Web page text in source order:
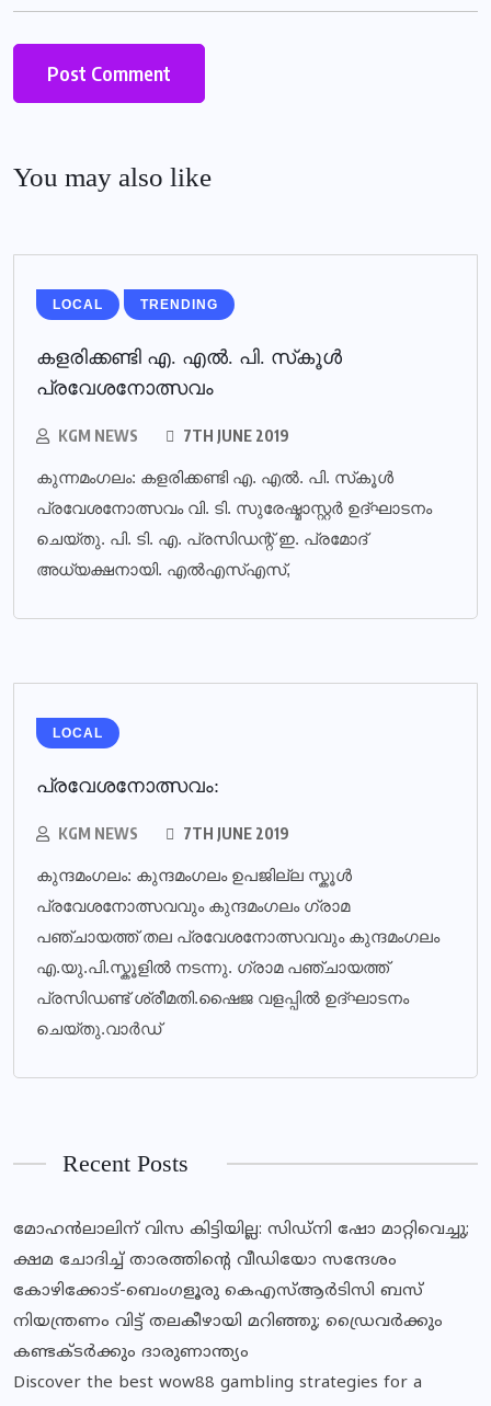
You may also like
LOCAL TRENDING
കളരിക്കണ്ടി എ. എല്‍. പി. സ്‌കൂള്‍
പ്രവേശനോത്സവം
KGM NEWS 7TH JUNE 2019
കുന്നമംഗലം: കളരിക്കണ്ടി എ. എല്‍. പി. സ്‌കൂള്‍
പ്രവേശനോത്സവം വി. ടി. സുരേഷ്മാസ്റ്റര്‍ ഉദ്ഘാടനം
ചെയ്തു. പി. ടി. എ. പ്രസിഡന്റ് ഇ. പ്രമോദ്
അധ്യക്ഷനായി. എല്‍എസ്എസ്,
LOCAL
പ്രവേശനോത്സവം:
KGM NEWS 7TH JUNE 2019
കുന്ദമംഗലം: കുന്ദമംഗലം ഉപജില്ല സ്കൂൾ
പ്രവേശനോത്സവവും കുന്ദമംഗലം ഗ്രാമ
പഞ്ചായത്ത് തല പ്രവേശനോത്സവവും കുന്ദമംഗലം
എ.യു.പി.സ്കൂളിൽ നടന്നു. ഗ്രാമ പഞ്ചായത്ത്
പ്രസിഡണ്ട് ശ്രീമതി.ഷൈജ വളപ്പിൽ ഉദ്ഘാടനം
ചെയ്തു.വാർഡ്
Recent Posts
മോഹന്‍ലാലിന് വിസ കിട്ടിയില്ല: സിഡ്‌നി ഷോ മാറ്റിവെച്ചു;
ക്ഷമ ചോദിച്ച് താരത്തിന്റെ വീഡിയോ സന്ദേശം
കോഴിക്കോട്-ബെംഗളൂരു കെഎസ്ആർടിസി ബസ്
നിയന്ത്രണം വിട്ട് തലകീഴായി മറിഞ്ഞു; ഡ്രെെവർക്കും
കണ്ടക്ടർക്കും ദാരുണാന്ത്യം
Discover the best wow88 gambling strategies for a